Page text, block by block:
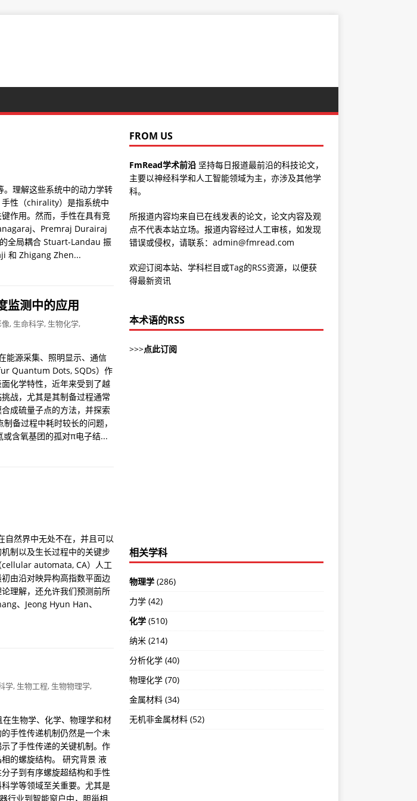
理解这些系统中的动力学转
手性（chirality）是指系统中
作用。然而，手性在具有竞
、Premraj Durairaj
全局耦合 Stuart-Landau 振
和 Zhigang Zhen...
监测中的应用
, 生命科学, 生物化学,
能源采集、照明显示、通信
Quantum Dots, SQDs）作
化学特性，近年来受到了越
战，尤其是其制备过程通常
成硫量子点的方法，并探索
备过程中耗时较长的问题，
含氧基团的孤对π电子结...
然界中无处不在，并且可以
制以及生长过程中的关键步
cellular automata, CA）人工
由沿对映异构高指数平面边
理解，还允许我们预测前所
、Jeong Hyun Han、
学, 生物工程, 生物物理学,
生物学、化学、物理学和材
手性传递机制仍然是一个未
了手性传递的关键机制。作
的螺旋结构。 研究背景 液
子到有序螺旋超结构和手性
学等领域至关重要。尤其是
行业到智能窗户中，胆甾相
FROM US
FmRead学术前沿坚持每日报道最前沿的科技论文，
主要以神经科学和人工智能领域为主，亦涉及其他学
科。
所报道内容均来自已在线发表的论文，论文内容及观
点不代表本站立场。报道内容经过人工审核，如发现
错误或侵权，请联系：admin@fmread.com
欢迎订阅本站、学科栏目或Tag的RSS资源，以便获
得最新资讯
本术语的RSS
>>>点此订阅
相关学科
物理学(286)
力学 (42)
化学(510)
纳米 (214)
分析化学 (40)
物理化学 (70)
金属材料 (34)
无机非金属材料 (52)